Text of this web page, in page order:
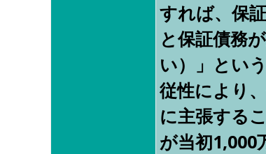
すれば、保
と保証債務
い）」とい
従性により
に主張する
が当初1,000